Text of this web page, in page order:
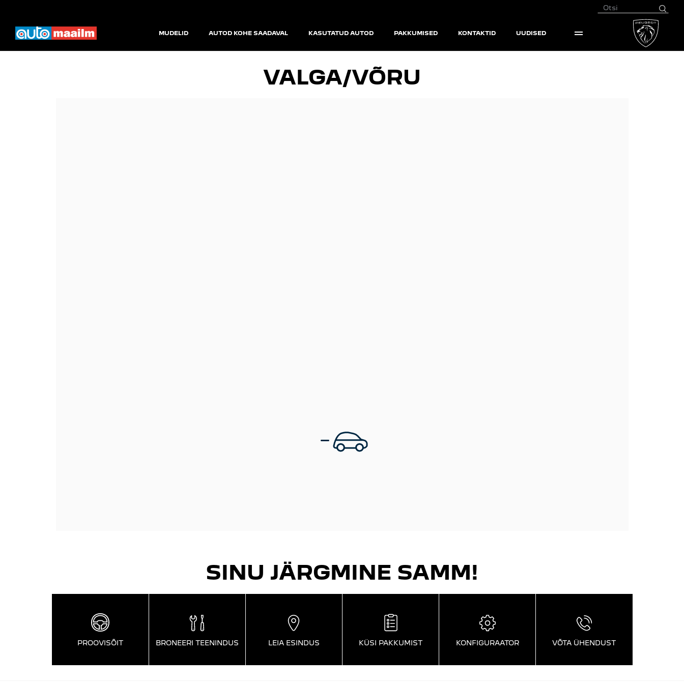
MUDELID AUTOD KOHE SAADAVAL KASUTATUD AUTOD PAKKUMISED KONTAKTID UUDISED
VALGA/VÕRU
SINU JÄRGMINE SAMM!
PROOVISÕIT BRONEERI TEENINDUS LEIA ESINDUS KÜSI PAKKUMIST KONFIGURAATOR VÕTA ÜHENDUST